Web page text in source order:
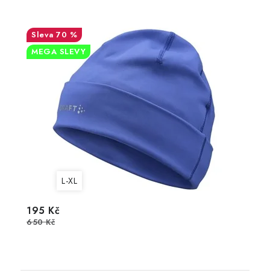
70 %
MEGA SLEVY
L-XL
195 Kč
650 Kč